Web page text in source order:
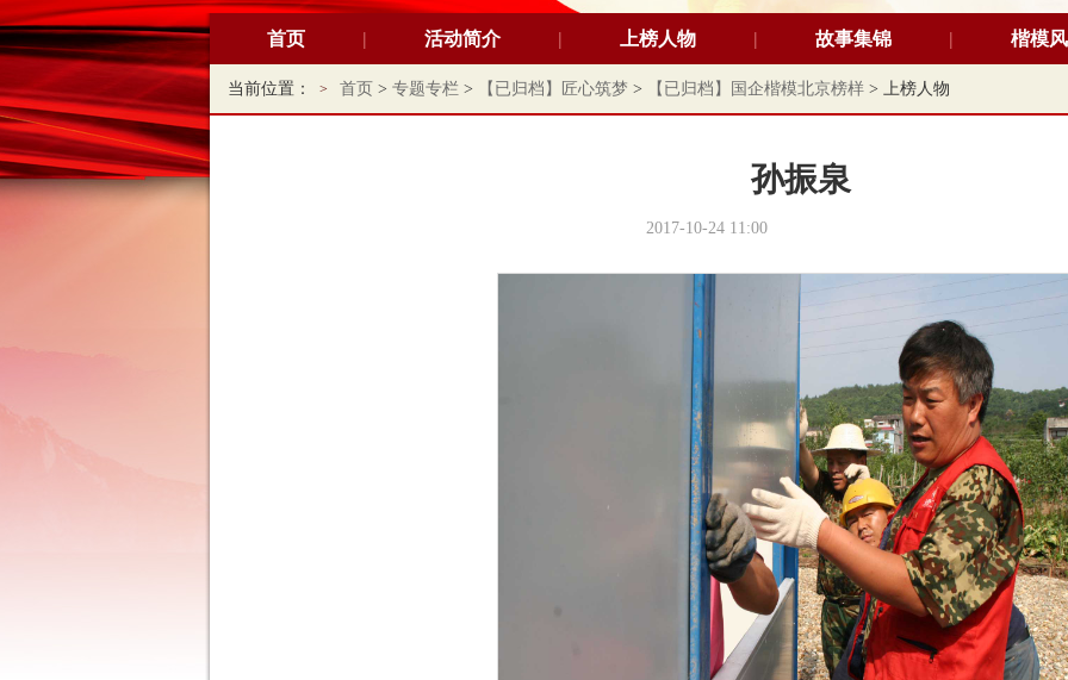
首页 活动简介 上榜人物 故事集锦 楷模
当前位置： 首页 > 专题专栏 > 【已归档】匠心筑梦 > 【已归档】国企楷模北京榜样 > 上榜人物
孙振泉
2017-10-24 11:00